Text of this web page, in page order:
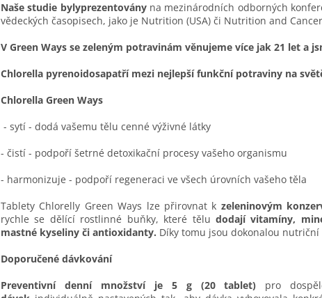
Naše studie bylyprezentovány na mezinárodních odborných
vědeckých časopisech, jako je Nutrition (USA) či Nutrition and Cancer
V Green Ways se zeleným potravinám věnujeme více jak 21 let a
Chlorella pyrenoidosapatří mezi nejlepší funkční potraviny na
Chlorella Green Ways
- sytí - dodá vašemu tělu cenné výživné látky
- čistí - podpoří šetrné detoxikační procesy vašeho organismu
- harmonizuje - podpoří regeneraci ve všech úrovních vašeho těla
Tablety Chlorelly Green Ways lze přirovnat k zeleninovým
rychle se dělící rostlinné buňky, které tělu dodají vitamíny,
mastné kyseliny či antioxidanty. Díky tomu jsou dokonalou
Doporučené dávkování
Preventivní denní množství je 5 g (20 tablet)
pro